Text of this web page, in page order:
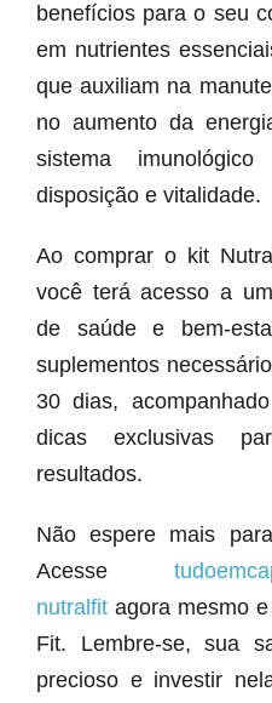
benefícios para o seu
em nutrientes
que auxiliam na
no aumento da
sistema
disposição e vitalidade.
Ao comprar o kit
você terá acesso a
de saúde e bem-
suplementos
30 dias,
dicas exclusivas
resultados.
Não espere mais
Acesse
nutralfit agora mesmo
Fit. Lembre-se, sua
precioso e investir